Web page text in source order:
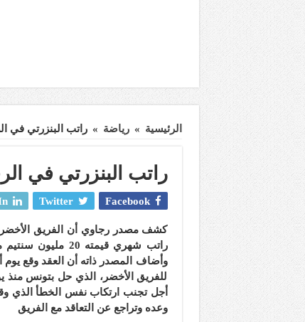
الرئيسية » رياضة » راتب البنزرتي في الرجاء 20
راتب البنزرتي في الرجاء 20 مليون
Facebook
Twitter
كشف مصدر رجاوي أن الفريق الأخضر
راتب شهري قيمته
وأضاف المصدر ذاته أن العقد وقع
للفريق الأخضر، الذي حل بتونس منذ
أجل تجنب ارتكاب نفس الخطأ الذي
وعده وتراجع عن التعاقد مع الفريق